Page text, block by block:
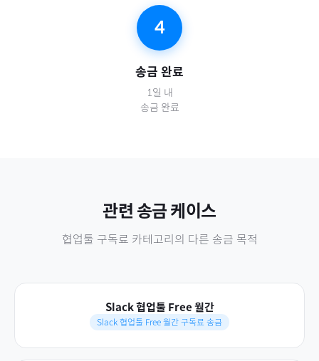
4
송금 완료
1일 내
송금 완료
관련 송금 케이스
협업툴 구독료 카테고리의 다른 송금 목적
Slack 협업툴 Free 월간
Slack 협업툴 Free 월간 구독료 송금